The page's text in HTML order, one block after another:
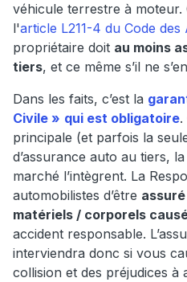
véhicule terrestre à moteur.
l'article L211-4 du Code des
propriétaire doit au moins
tiers, et ce même s’il ne
Dans les faits, c’est la
Civile » qui est obligatoire.
principale (et parfois la
d’assurance auto au tiers,
marché l’intègrent. La
automobilistes d’être
matériels / corporels
accident responsable.
interviendra donc si vous
collision et des préjudices à